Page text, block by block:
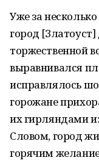
Уже за
город [Златоуст]
торжественной
выравнивался
исправлялось
горожане
их гирляндами
Словом, город
горячим